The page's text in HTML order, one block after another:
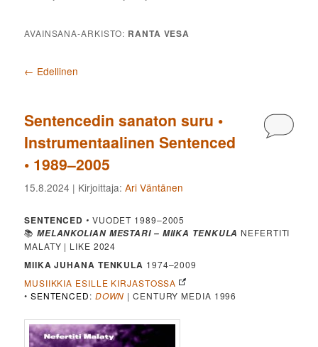
AVAINSANA-ARKISTO: RANTA VESA
Artikkelien selaus
← Edellinen
Sentencedin sanaton suru •
Instrumentaalinen Sentenced
• 1989–2005
15.8.2024 | Kirjoittaja:Ari Väntänen
SENTENCED • VUODET 1989–2005
📚 MELANKOLIAN MESTARI – MIIKA TENKULA NEFERTITI
MALATY | LIKE 2024
MIIKA JUHANA TENKULA 1974–2009
MUSIIKKIA ESILLE KIRJASTOSSA
• SENTENCED: DOWN | CENTURY MEDIA 1996